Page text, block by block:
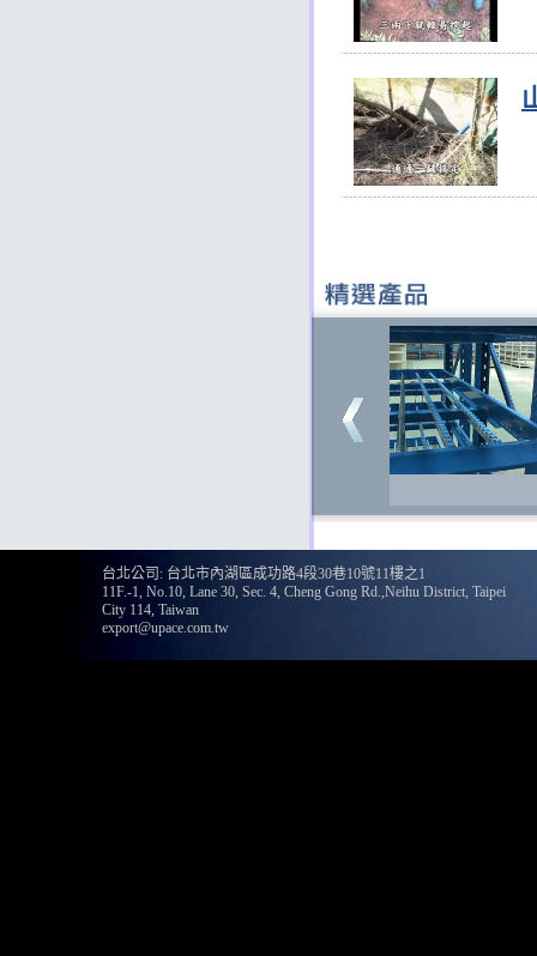
台北公司: 台北市內湖區成功路4段30巷10號11樓之1
11F.-1, No.10, Lane 30, Sec. 4, Cheng Gong Rd.,Neihu District, Taipei
City 114, Taiwan
export@upace.com.tw